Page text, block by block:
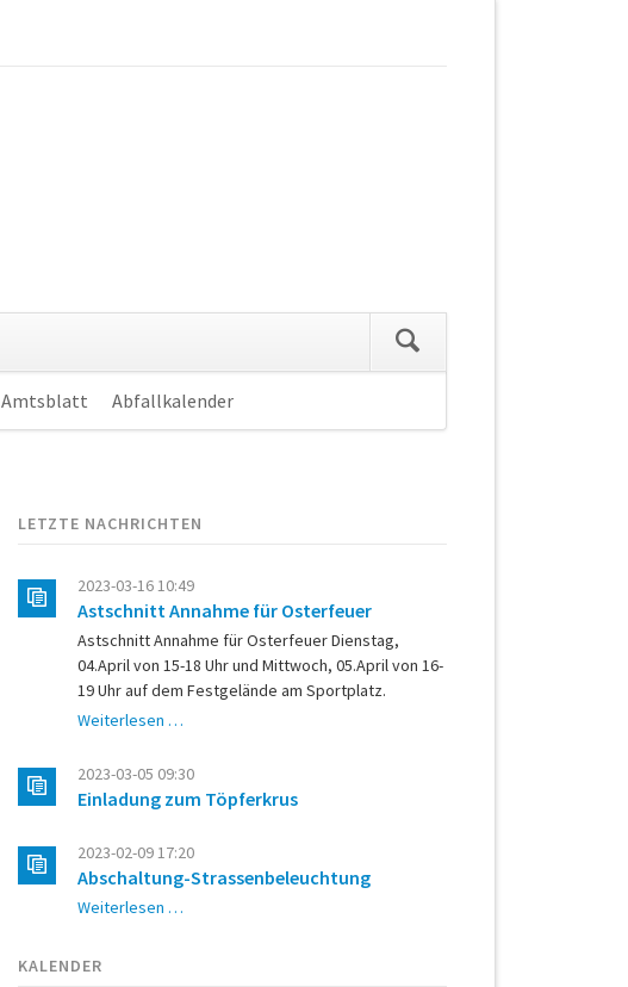
überspringen
Amtsblatt Abfallkalender
LETZTE NACHRICHTEN
2023-03-16 10:49
Astschnitt Annahme für Osterfeuer
Astschnitt Annahme für Osterfeuer Dienstag,
04.April von 15-18 Uhr und Mittwoch, 05.April von 16-
19 Uhr auf dem Festgelände am Sportplatz.
Weiterlesen …
für
Osterfeuer
2023-03-05 09:30
Einladung zum Töpferkrus
2023-02-09 17:20
Abschaltung-Strassenbeleuchtung
Weiterlesen …
KALENDER